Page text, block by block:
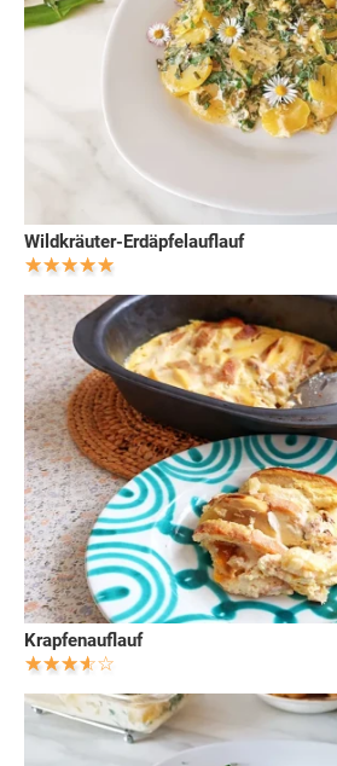
Wildkräuter-Erdäpfelauflauf
Krapfenauflauf